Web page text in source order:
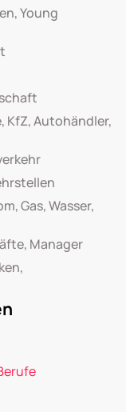
Young
KfZ, Autohändler,
Gas, Wasser,
Manager